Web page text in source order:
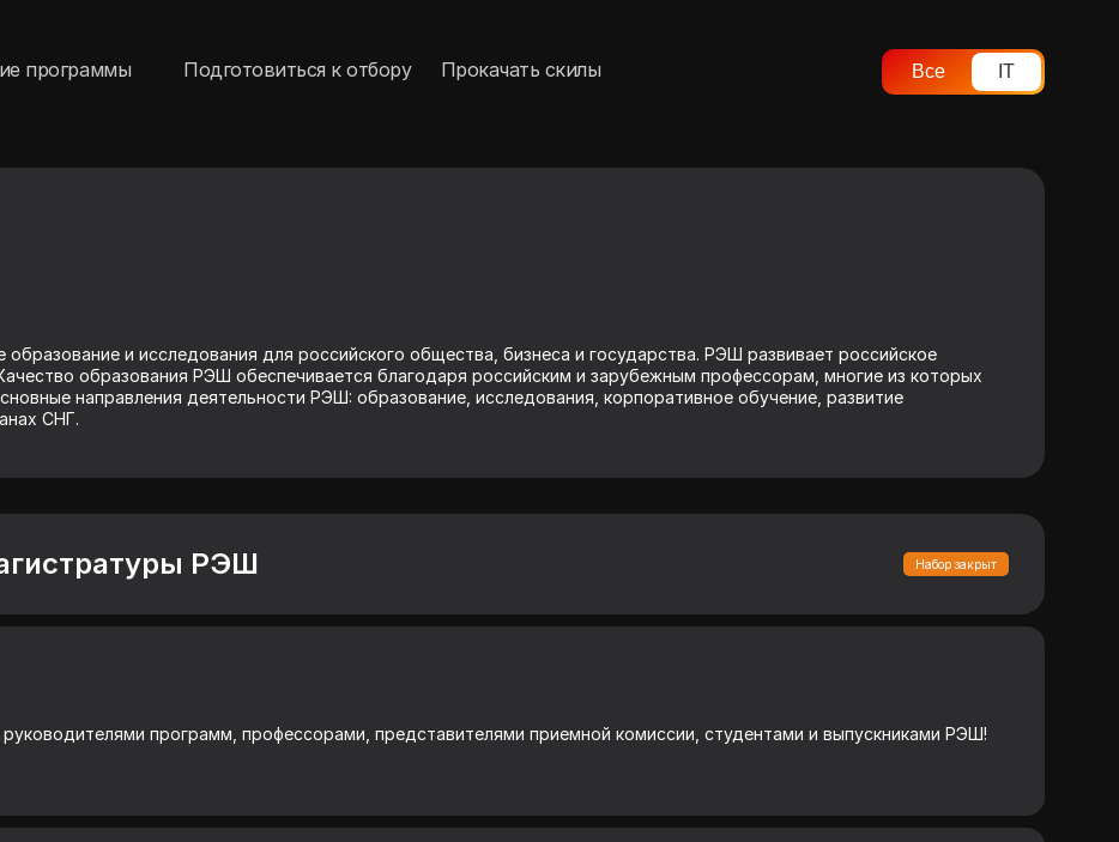
программы Подготовиться к отбору Прокачать скилы Все IT
и исследования для российского общества, бизнеса и государства. РЭШ развивает российское
образования РЭШ обеспечивается благодаря российским и зарубежным профессорам, многие из которых
направления деятельности РЭШ: образование, исследования, корпоративное обучение, развитие
СНГ.
РЭШ Набор закрыт
программ, профессорами, представителями приемной комиссии, студентами и выпускниками РЭШ!